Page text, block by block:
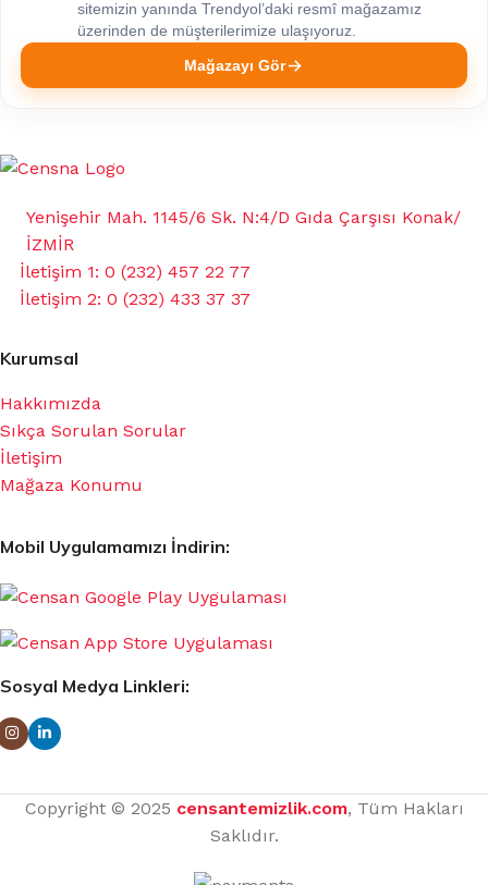
sitemizin yanında Trendyol’daki resmî mağazamız
üzerinden de müşterilerimize ulaşıyoruz.
Mağazayı Gör
Yenişehir Mah. 1145/6 Sk. N:4/D Gıda Çarşısı Konak/
İZMİR
İletişim 1: 0 (232) 457 22 77
İletişim 2: 0 (232) 433 37 37
Kurumsal
Hakkımızda
Sıkça Sorulan Sorular
İletişim
Mağaza Konumu
Mobil Uygulamamızı İndirin:
Sosyal Medya Linkleri:
Copyright © 2025 censantemizlik.com, Tüm Hakları
Saklıdır.